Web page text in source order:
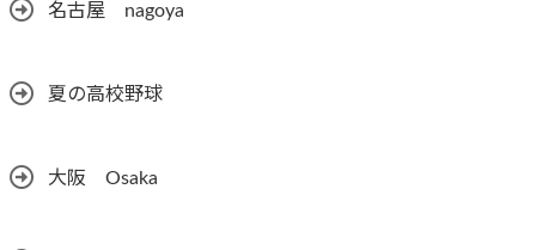
名古屋 nagoya
夏の高校野球
大阪 Osaka